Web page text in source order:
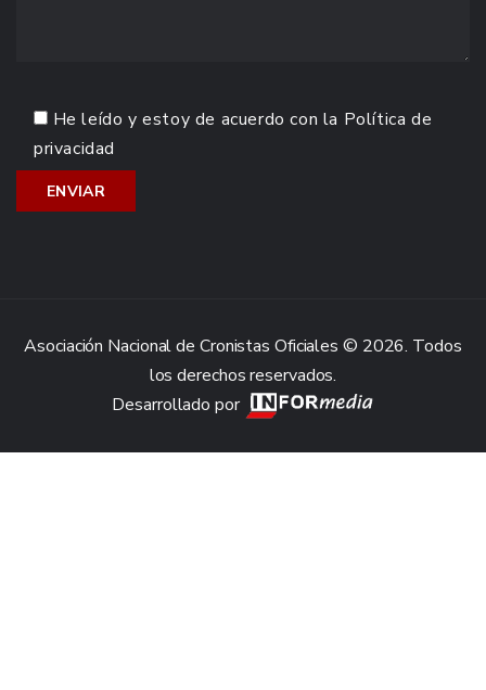
He leído y estoy de acuerdo con la Política de
privacidad
Asociación Nacional de Cronistas Oficiales © 2026. Todos
los derechos reservados.
Desarrollado por